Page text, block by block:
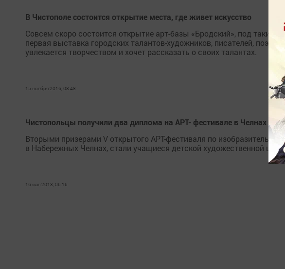
В Чистополе состоится открытие места, где живет искусство
Совсем скоро состоится открытие арт-базы «Бродский», под таким
первая выставка городских талантов-художников, писателей,
увлекается творчеством и хочет рассказать о своих талантах.
15 ноября 2016, 08:48
Чистопольцы получили два диплома на АРТ- фестивале в Челнах
Вторыми призерами V открытого АРТ-фестиваля по
в Набережных Челнах, стали учащиеся детской художественной
16 мая 2013, 06:16